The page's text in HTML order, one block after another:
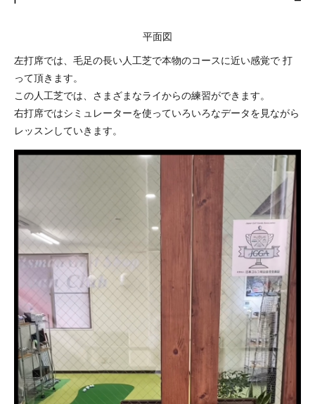
平面図
左打席では、毛足の長い人工芝で本物のコースに近い感覚で 打
って頂きます。
この人工芝では、さまざまなライからの練習ができます。
右打席ではシミュレーターを使っていろいろなデータを見ながら
レッスンしていきます。